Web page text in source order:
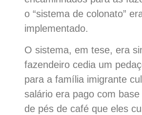
o “sistema de colonato”
implementado.
O sistema, em tese, era
fazendeiro cedia um
para a família imigrante
salário era pago com
de pés de café que eles